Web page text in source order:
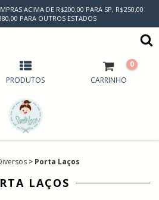
ACIMA DE R$200,00 PARA SP, R$250,00
PARA OUTROS ESTADOS
PRODUTOS CARRINHO
0
> Porta Laços
LAÇOS